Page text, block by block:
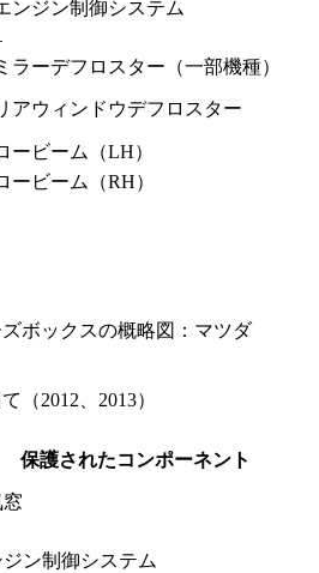
ンジン制御システム
ラーデフロスター（一部機種）
アウィンドウデフロスター
ービーム（LH）
ービーム（RH）
（2012、2013）
保護されたコンポーネント
ジン制御システム